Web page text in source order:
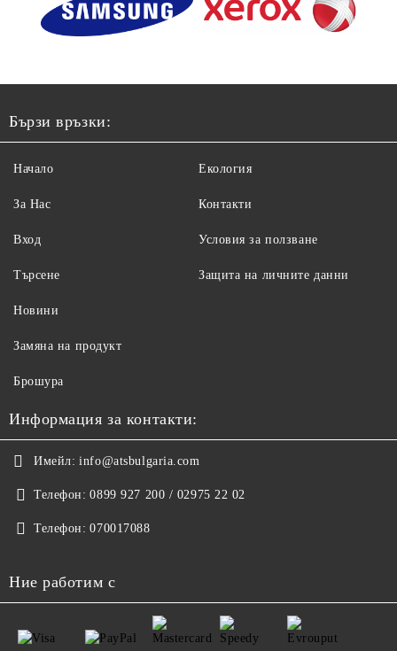
Бързи връзки:
Начало
За Нас
Вход
Търсене
Екология
Контакти
Условия за ползване
Защита на личните данни
Новини
Замяна на продукт
Брошура
Информация за контакти:
Имейл: info@atsbulgaria.com
Телефон: 0899 927 200 / 02975 22 02
Телефон: 070017088
Ние работим с